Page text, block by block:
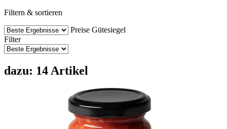
Filtern & sortieren
Preise Gütesiegel
Filter
dazu: 14 Artikel